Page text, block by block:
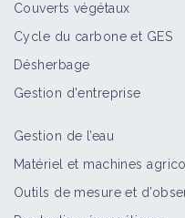
E-
Couverts végétaux
Cycle du carbone et GES
Désherbage
Gestion d'entreprise
Gestion de l’eau
Matériel et machines
Outils de mesure et